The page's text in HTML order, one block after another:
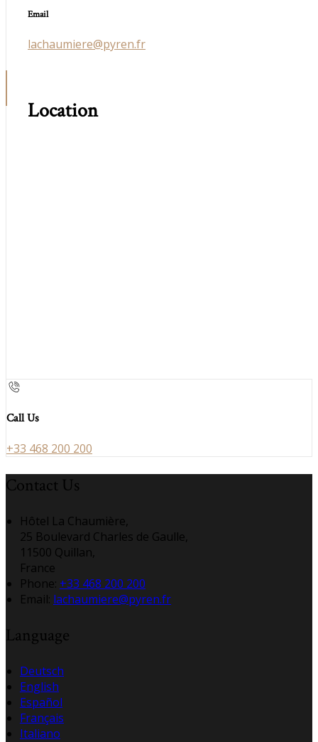
Email
lachaumiere@pyren.fr
Location
Call Us
+33 468 200 200
Contact Us
Hôtel La Chaumière,
25 Boulevard Charles de Gaulle,
11500 Quillan,
France
Phone: +33 468 200 200
Email: lachaumiere@pyren.fr
Language
Deutsch
English
Español
Français
Italiano